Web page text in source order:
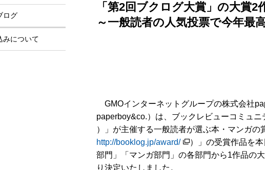
「第2回ブクログ大賞」の大賞2
～一般読者の人気投票で今年最
GMOインターネットグループの株式会社
paperboy&co.）は、ブックレビューコミュニ
）」が主催する一般読者が選ぶ本・マンガの
http://booklog.jp/award/
）」の受賞作品を
部門」「マンガ部門」の各部門から1作品の
り決定いたしました。
ログ
みについて